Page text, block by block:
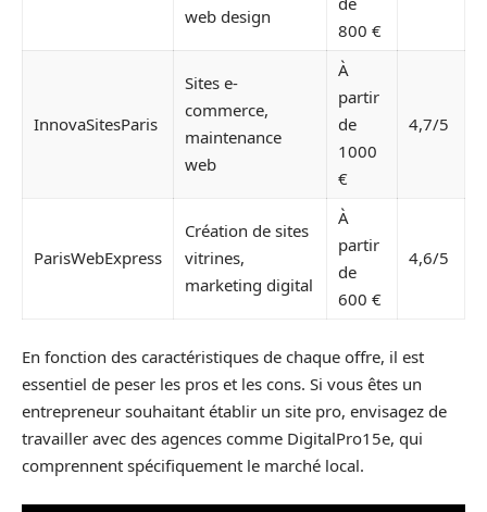
web design
800 €
InnovaSitesParis
Sites e-
commerce,
maintenance
web
À
partir
de
1000
€
4,7/5
ParisWebExpress
Création de sites
vitrines,
marketing digital
À
partir
de
600 €
4,6/5
En fonction des caractéristiques de chaque offre, il est
essentiel de peser les pros et les cons. Si vous êtes un
entrepreneur souhaitant établir un site pro, envisagez de
travailler avec des agences comme DigitalPro15e, qui
comprennent spécifiquement le marché local.